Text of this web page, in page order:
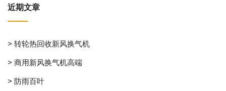
近期文章
> 转轮热回收新风换气机
> 商用新风换气机高端
> 防雨百叶